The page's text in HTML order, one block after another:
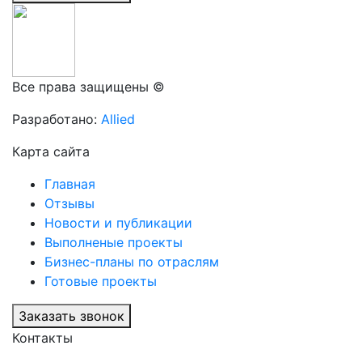
Все права защищены ©
Разработано: Allied
Карта сайта
Главная
Отзывы
Новости и публикации
Выполненые проекты
Бизнес-планы по отраслям
Готовые проекты
Заказать звонок
Контакты